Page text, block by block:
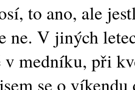
to ano, ale
ne. V jiných
v medníku, při
se o